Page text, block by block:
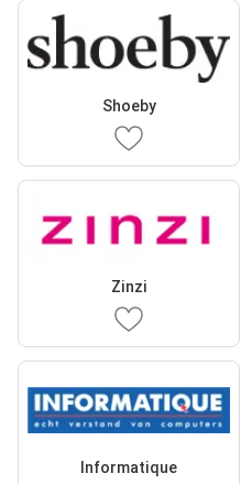
Shoeby
Zinzi
Informatique